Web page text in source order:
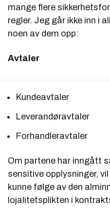
mange flere
regler. Jeg går ikke inn i
noen av dem opp:
Avtaler
Kundeavtaler
Leverandøravtaler
Forhandleravtaler
Om partene har inngått
sensitive opplysninger,
kunne følge av den
lojalitetsplikten i